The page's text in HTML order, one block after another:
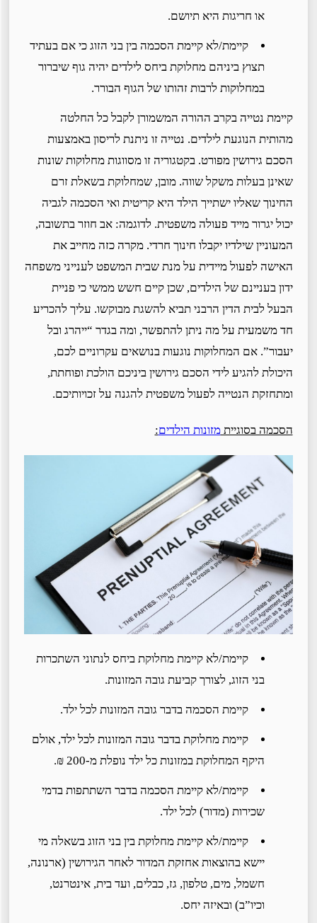
או חריגות היא תיושם.
קיימת/לא קיימת הסכמה בין בני הזוג כי אם בעתיד
תצוץ ביניהם מחלוקת ביחס לילדים יהיה גוף שיברור
במחלוקות לרבות זהותו של הגוף הבורר.
קיימת נטייה בקרב ההורה המשמורן לקבל כל החלטה
מהותית הנוגעת לילדים. נטייה זו ניתנת לריסון באמצעות
הסכם גירושין מפורט. בקטגוריה זו מסווגות מחלוקות שונות
שאינן בעלות משקל שווה. מובן, שמחלוקת בשאלת זרם
החינוך שאליו ישתייך הילד היא קריטית ואי הסכמה לגביה
יכול יגרור מייד פעולה משפטית. לדוגמה: אב חוזר בתשובה,
המעוניין שילדיו יקבלו חינוך חרדי. מקרה כזה מחייב את
האישה לפעול מיידית על מנת שבית המשפט לענייני משפחה
ידון בעניינם של הילדים, שכן קיים חשש ממשי כי פניית
הבעל לבית הדין הרבני תביא להשגת מבוקשו. עליך להכריע
חד משמעית על מה ניתן להתפשר, ומה בגדר “ייהרג ובל
יעבור”. אם המחלוקות נוגעות בנושאים עקרוניים לכם,
היכולת להגיע לידי הסכם גירושין ביניכם הולכת ופוחתת,
ומתחזקת הנטייה לפעול משפטית להגנה על זכויותיכם.
הסכמה בסוגייתמזונות הילדים:
קיימת/לא קיימת מחלוקת ביחס לנתוני השתכרות
בני הזוג, לצורך קביעת גובה המזונות.
קיימת הסכמה בדבר גובה המזונות לכל ילד.
קיימת מחלוקת בדבר גובה המזונות לכל ילד, אולם
היקף המחלוקת במזונות כל ילד נופלת מ-200 ₪.
קיימת/לא קיימת הסכמה בדבר השתתפות בדמי
שכירות (מדור) לכל ילד.
קיימת/לא קיימת מחלוקת בין בני הזוג בשאלה מי
יישא בהוצאות אחזקת המדור לאחר הגירושין (ארנונה,
חשמל, מים, טלפון, גז, כבלים, ועד בית, אינטרנט,
וכיו”ב) ובאיזה יחס.